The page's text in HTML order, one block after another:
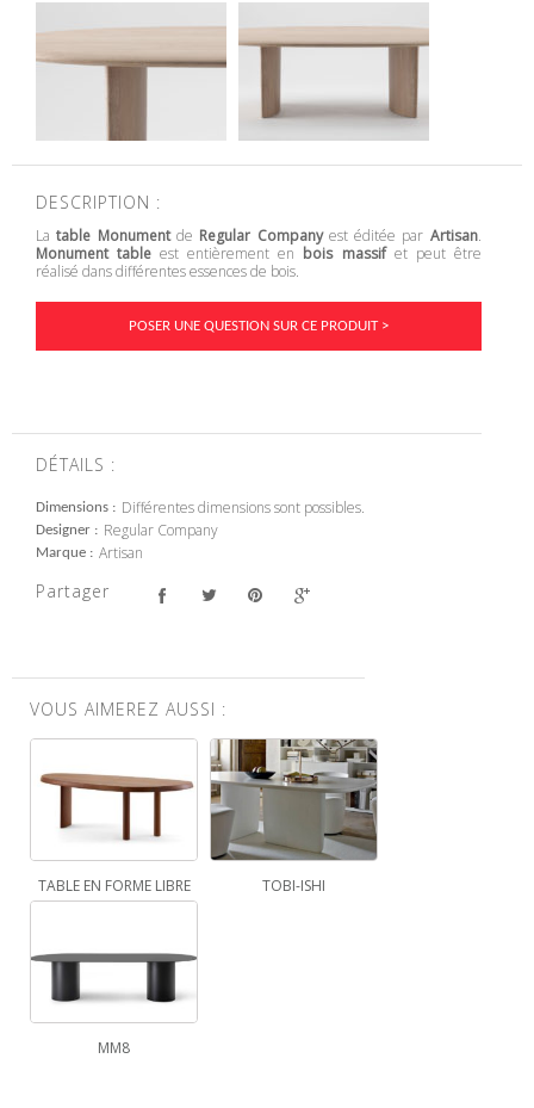
DESCRIPTION :
Latable Monumentde Regular Companyest éditée par Artisan.
Monument table est entièrement en bois massifet peut être
réalisé dans différentes essences de bois.
POSER UNE QUESTION SUR CE PRODUIT >
DÉTAILS :
Dimensions Différentes dimensions sont possibles.
Designer Regular Company
Marque Artisan
Partager
VOUS AIMEREZ AUSSI :
TABLE EN FORME LIBRE TOBI-ISHI
MM8